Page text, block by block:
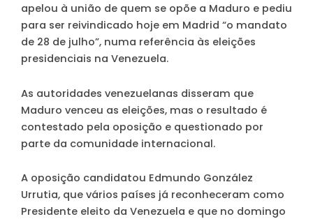
apelou à união de quem se opõe a Maduro e pediu
para ser reivindicado hoje em Madrid “o mandato
de 28 de julho”, numa referência às eleições
presidenciais na Venezuela.
As autoridades venezuelanas disseram que
Maduro venceu as eleições, mas o resultado é
contestado pela oposição e questionado por
parte da comunidade internacional.
A oposição candidatou Edmundo González
Urrutia, que vários países já reconheceram como
Presidente eleito da Venezuela e que no domingo